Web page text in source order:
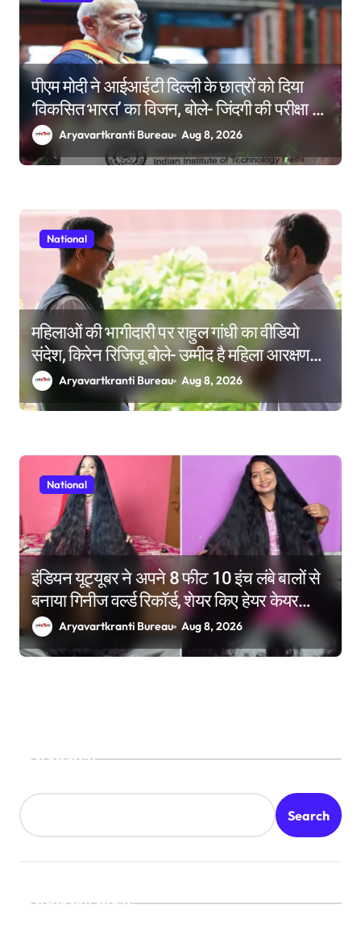
पीएम मोदी ने आईआईटी दिल्ली के छात्रों को दिया
‘विकसित भारत’ का विजन, बोले- जिंदगी की परीक्षा में
सब कुछ आउट ऑफ सिलेबस होता है
Aryavartkranti Bureau Aug 8, 2026
National
महिलाओं की भागीदारी पर राहुल गांधी का वीडियो
संदेश, किरेन रिजिजू बोले- उम्मीद है महिला आरक्षण
बिल का बिना शर्त करेंगे समर्थन
Aryavartkranti Bureau Aug 8, 2026
National
इंडियन यूट्यूबर ने अपने 8 फीट 10 इंच लंबे बालों से
बनाया गिनीज वर्ल्ड रिकॉर्ड, शेयर किए हेयर केयर
टिप्सAryavartkranti Bureau Aug 8, 2026
Search
Search
Recent Posts